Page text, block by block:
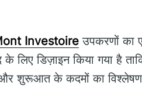
Investoire उपकरणों का
के लिए डिज़ाइन किया गया है
शुरूआत के कदमों का विश्लेषण